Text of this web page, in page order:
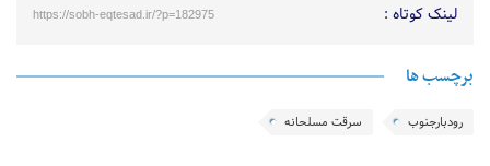
لینک کوتاه : https://sobh-eqtesad.ir/?p=182975
برچسب ها
رودبارجنوب سرقت مسلحانه